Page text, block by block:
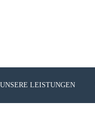
UNSERE LEISTUNGEN